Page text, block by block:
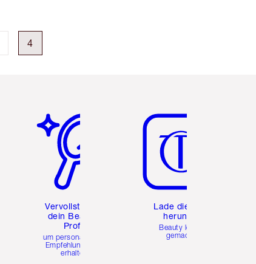
4
Vervollständige
dein Beauty-
Profil
um personalisierte
Empfehlungen zu
erhalten
Lade die App
herunter
Beauty leicht
gemacht